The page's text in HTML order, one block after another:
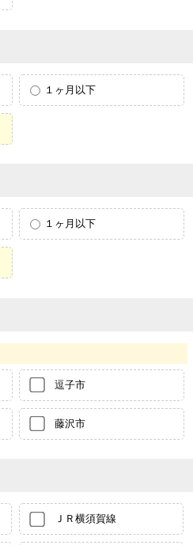
１ヶ月以下
１ヶ月以下
逗子市
藤沢市
ＪＲ横須賀線